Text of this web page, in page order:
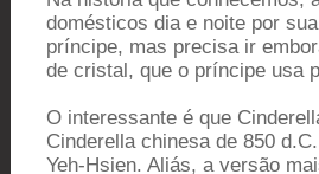
domésticos dia e noite por
príncipe, mas precisa ir
de cristal, que o príncipe usa
O interessante é que
Cinderella chinesa de 850
Yeh-Hsien. Aliás, a versão